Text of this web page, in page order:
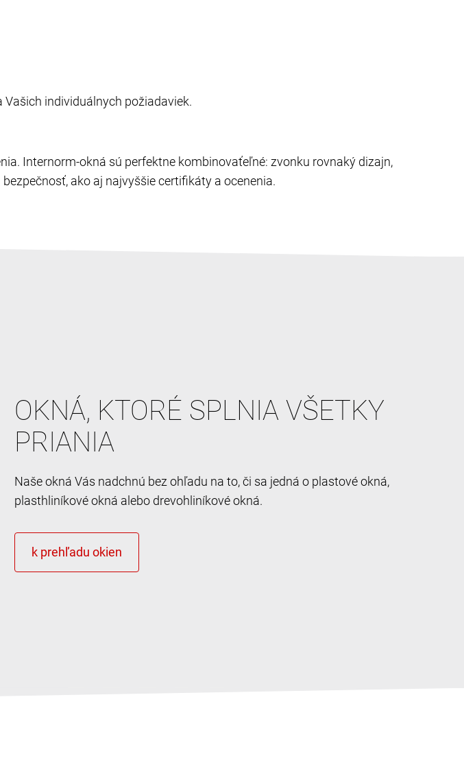
Vašich individuálnych požiadaviek.
Internorm-okná sú perfektne kombinovaťeľné: zvonku rovnaký dizajn,
ako aj najvyššie certifikáty a ocenenia.
OKNÁ, KTORÉ SPLNIA VŠETKY
PRIANIA
Naše okná Vás nadchnú bez ohľadu na to, či sa jedná o plastové okná,
plasthliníkové okná alebo drevohliníkové okná.